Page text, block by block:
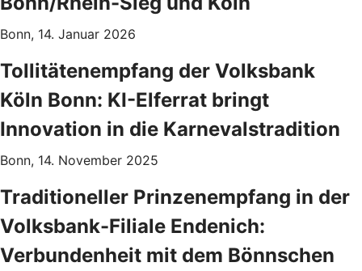
Bonn, 14. Januar 2026
Tollitätenempfang der Volksbank
Köln Bonn: KI-Elferrat bringt
Innovation in die Karnevalstradition
Bonn, 14. November 2025
Traditioneller Prinzenempfang in der
Volksbank-Filiale Endenich:
Verbundenheit mit dem Bönnschen